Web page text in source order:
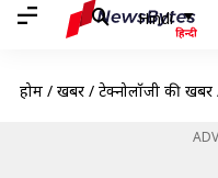
Hindi
होम / खबरें / टेक्नोलॉजी की खबरें